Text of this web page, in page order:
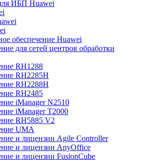
ИБП Huawei
обеспечение Huawei
для сетей центров обработки
RH1288
RH2285H
RH2288H
RH2485
iManager N2510
iManager T2000
RH5885 V2
UMA
и лицензии Agile Controller
и лицензии AnyOffice
и лицензии FusionCube